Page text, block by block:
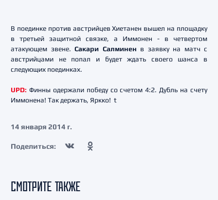
В поединке против австрийцев Хиетанен вышел на площадку
в третьей защитной связке, а Иммонен - в четвертом
атакующем звене. Сакари Салминен в заявку на матч с
австрийцами не попал и будет ждать своего шанса в
следующих поединках.
UPD: Финны одержали победу со счетом 4:2. Дубль на счету
Иммонена! Так держать, Яркко! t
14 января 2014 г.
Поделиться:
СМОТРИТЕ ТАКЖЕ